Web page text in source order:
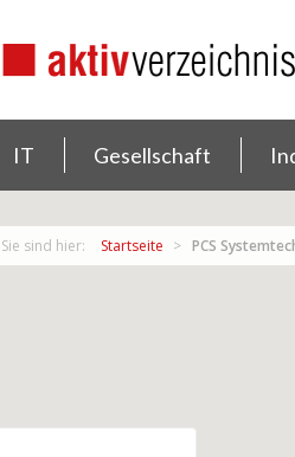
IT Gesellschaft
Sie sind hier: Startseite PCS